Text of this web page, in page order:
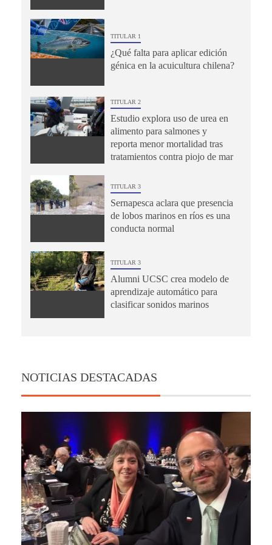
TITULAR 1
¿Qué falta para aplicar edición
génica en la acuicultura chilena?
TITULAR 2
Estudio explora uso de urea en
alimento para salmones y
reporta menor mortalidad tras
tratamientos contra piojo de mar
TITULAR 3
Sernapesca aclara que presencia
de lobos marinos en ríos es una
conducta normal
TITULAR 3
Alumni UCSC crea modelo de
aprendizaje automático para
clasificar sonidos marinos
NOTICIAS DESTACADAS